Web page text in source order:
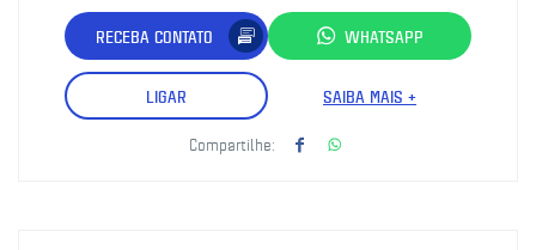
RECEBA CONTATO WHATSAPP
LIGAR SAIBA MAIS +
Compartilhe: